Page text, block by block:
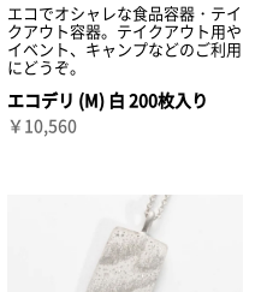
エコでオシャレな食品容器・テイ
クアウト容器。テイクアウト用や
イベント、キャンプなどのご利用
にどうぞ。
エコデリ (M) 白 200枚入り
￥10,560